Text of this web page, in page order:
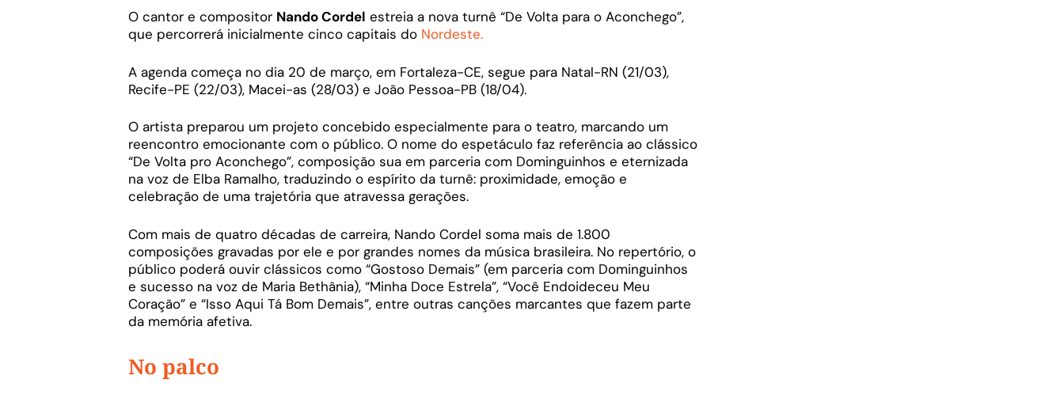
O cantor e compositor Nando Cordel estreia a nova turnê “De Volta para o Aconchego”,
que percorrerá inicialmente cinco capitais do Nordeste.
A agenda começa no dia 20 de março, em Fortaleza-CE, segue para Natal-RN (21/03),
Recife-PE (22/03), Macei-as (28/03) e João Pessoa-PB (18/04).
O artista preparou um projeto concebido especialmente para o teatro, marcando um
reencontro emocionante com o público. O nome do espetáculo faz referência ao clássico
“De Volta pro Aconchego”, composição sua em parceria com Dominguinhos e eternizada
na voz de Elba Ramalho, traduzindo o espírito da turnê: proximidade, emoção e
celebração de uma trajetória que atravessa gerações.
Com mais de quatro décadas de carreira, Nando Cordel soma mais de 1.800
composições gravadas por ele e por grandes nomes da música brasileira. No repertório, o
público poderá ouvir clássicos como “Gostoso Demais” (em parceria com Dominguinhos
e sucesso na voz de Maria Bethânia), “Minha Doce Estrela”, “Você Endoideceu Meu
Coração” e “Isso Aqui Tá Bom Demais”, entre outras canções marcantes que fazem parte
da memória afetiva.
No palco